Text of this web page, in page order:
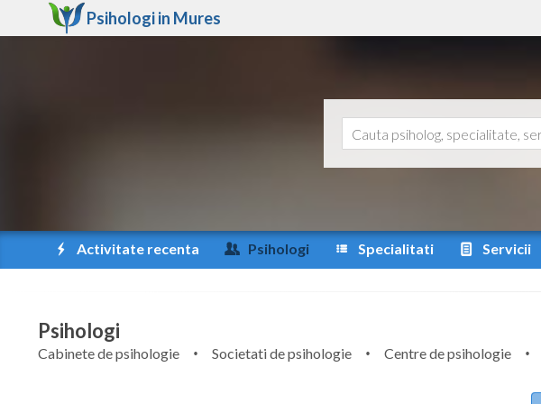
Psihologi in Mures
Activitate recenta Psihologi Specialitati Servicii
Psihologi
Cabinete de psihologie Societati de psihologie Centre de psihologie